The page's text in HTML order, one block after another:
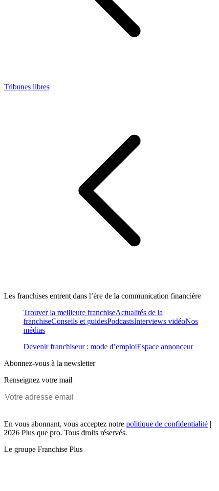
Tribunes libres
Les franchises entrent dans l’ère de la communication financière
Trouver la meilleure franchiseActualités de la
franchiseConseils et guidesPodcastsInterviews vidéoNos
médias
Devenir franchiseur : mode d’emploiEspace annonceur
Abonnez-vous à la newsletter
Renseignez votre mail
En vous abonnant, vous acceptez notre politique de confidentialité |
2026 Plus que pro. Tous droits réservés.
Le groupe Franchise Plus